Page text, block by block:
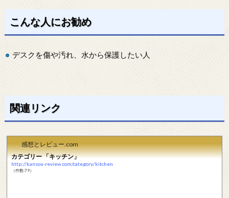
こんな人にお勧め
デスクを傷や汚れ、水から保護したい人
関連リンク
感想とレビュー.com
カテゴリー 「キッチン」
http://kansou-review.com/category/kitchen
（件数:79）